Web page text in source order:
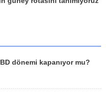
dönemi kapanıyor mu?